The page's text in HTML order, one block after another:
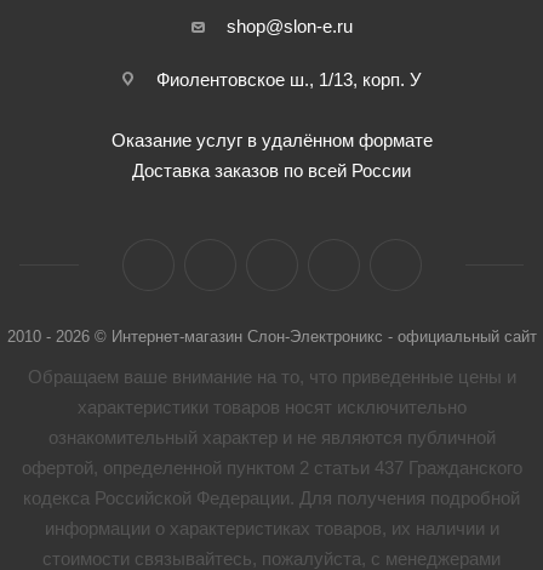
shop@slon-e.ru
Фиолентовское ш., 1/13, корп. У
Оказание услуг в удалённом формате
Доставка заказов по всей России
2010 - 2026 © Интернет-магазин Слон-Электроникс - официальный сайт
Обращаем ваше внимание на то, что приведенные цены и
характеристики товaров носят исключительно
ознакомительный характер и не являются публичной
офертой, определенной пунктом 2 статьи 437 Гражданского
кодекса Российской Федерации. Для получения подробной
информации о характеристиках товaров, их наличии и
стоимости связывайтесь, пожалуйста, с менеджерами